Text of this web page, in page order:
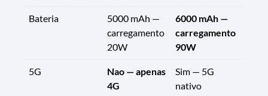
Bateria
5000 mAh —
carregamento
20W
6000 mAh —
carregamento
90W
5G
Nao — apenas
4G
Sim — 5G
nativo